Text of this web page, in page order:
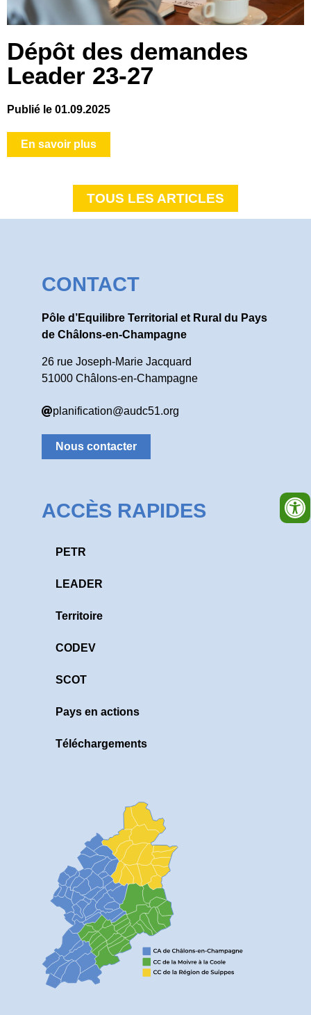
Dépôt des demandes
Leader 23-27
Publié le 01.09.2025
En savoir plus
TOUS LES ARTICLES
CONTACT
Pôle d’Equilibre Territorial et Rural du Pays
de Châlons-en-Champagne
26 rue Joseph-Marie Jacquard
51000 Châlons-en-Champagne
planification@audc51.org
Nous contacter
ACCÈS RAPIDES
PETR
LEADER
Territoire
CODEV
SCOT
Pays en actions
Téléchargements